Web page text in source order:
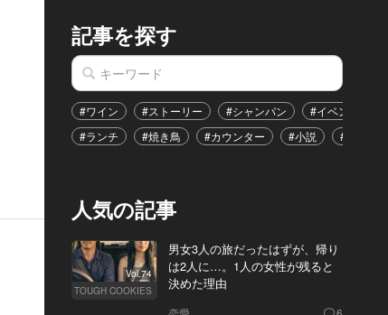
記事を探す
#ワイン #ストーリー #シャンパン #イベント
#ランチ
#焼き鳥 #カウンター #小説 #恋愛
人気の記事
Vol.74
TOUGH COOKIES
男女3人の旅だったはずが、帰り
は2人に…。1人の女性が残ると
決めた理由